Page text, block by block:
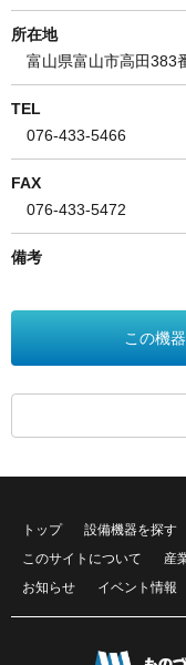
所在地
富山県富山市高田383
TEL
076-433-5466
FAX
076-433-5472
備考
この機
トップ 設備機器を探す
このサイトについて
産
お知らせ
イベント情報